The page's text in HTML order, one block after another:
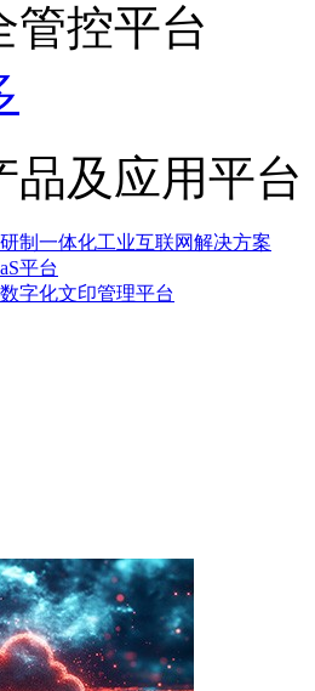
管控平台
品及应用平台
制一体化工业互联网解决方案
平台
字化文印管理平台